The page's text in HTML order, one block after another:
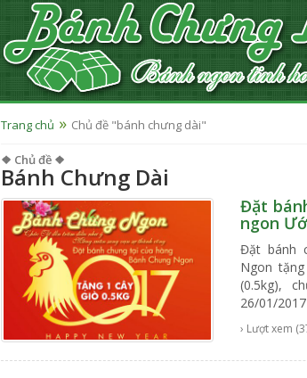
Trang chủ Chủ đề "bánh chưng dài"
❖ Chủ đề ❖
Bánh Chưng Dài
Đặt
ngon
Đặt bánh
Ngon
(0.5kg),
26/01/
› Lượt xem